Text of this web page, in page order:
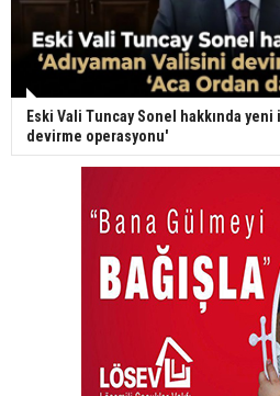
Eski Vali Tuncay Sonel hakkında
devirme operasyonu'